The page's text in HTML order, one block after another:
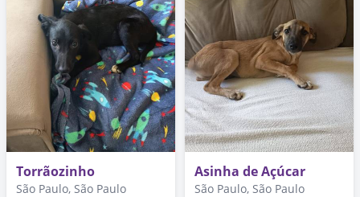
Torrãozinho
São Paulo, São Paulo
Asinha de Açúcar
São Paulo, São Paulo